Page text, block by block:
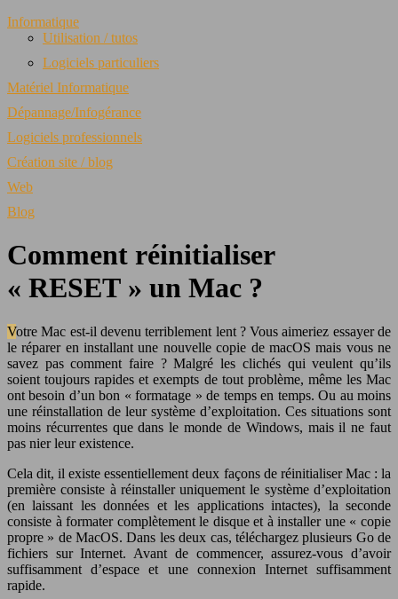
Informatique
Utilisation / tutos
Logiciels particuliers
Matériel Informatique
Dépannage/Infogérance
Logiciels professionnels
Création site / blog
Web
Blog
Comment réinitialiser
« RESET » un Mac ?
Votre Mac est-il devenu terriblement lent ? Vous aimeriez essayer de
le réparer en installant une nouvelle copie de macOS mais vous ne
savez pas comment faire ? Malgré les clichés qui veulent qu’ils
soient toujours rapides et exempts de tout problème, même les Mac
ont besoin d’un bon « formatage » de temps en temps. Ou au moins
une réinstallation de leur système d’exploitation. Ces situations sont
moins récurrentes que dans le monde de Windows, mais il ne faut
pas nier leur existence.
Cela dit, il existe essentiellement deux façons de réinitialiser Mac : la
première consiste à réinstaller uniquement le système d’exploitation
(en laissant les données et les applications intactes), la seconde
consiste à formater complètement le disque et à installer une « copie
propre » de MacOS. Dans les deux cas, téléchargez plusieurs Go de
fichiers sur Internet. Avant de commencer, assurez-vous d’avoir
suffisamment d’espace et une connexion Internet suffisamment
rapide.